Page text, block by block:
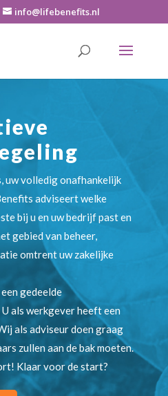
info@lifebenefits.nl
uw volledig onafhankelijk
adviseert welke
bij u en uw bedrijf past en
gebied van beheer,
omtrent uw zakelijke
gedeelde
als werkgever heeft een
als adviseur doen graag
zullen aan de bak moeten.
Klaar voor de start?